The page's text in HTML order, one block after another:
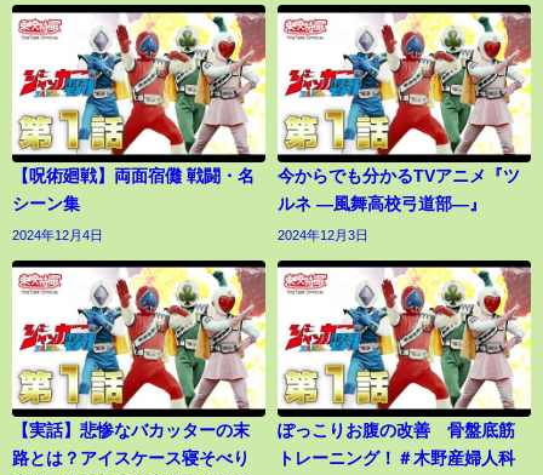
【呪術廻戦】両面宿儺 戦闘・名
シーン集
2024年12月4日
今からでも分かるTVアニメ『ツ
ルネ ―風舞高校弓道部―』
2024年12月3日
【実話】悲惨なバカッターの末
路とは？アイスケース寝そべり
ぽっこりお腹の改善 骨盤底筋
トレーニング！＃木野産婦人科